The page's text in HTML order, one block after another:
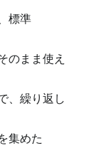
標準
のまま使え
、繰り返し
集めた